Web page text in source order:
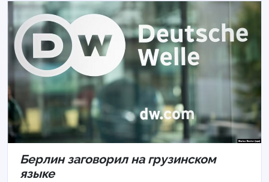
Берлин заговорил на грузинском
языке